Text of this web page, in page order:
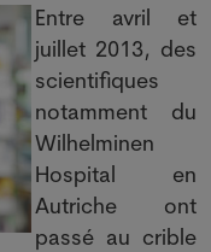
Entre avril et
juillet 2013, des
scientifiques
notamment du
Wilhelminen
Hospital en
Autriche ont
passé au crible